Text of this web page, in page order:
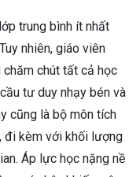
trung bình ít nhất
nhiên, giáo viên
chút tất cả học
tư duy nhạy bén và
cũng là bộ môn tích
đi kèm với khối lượng
Áp lực học nặng nề